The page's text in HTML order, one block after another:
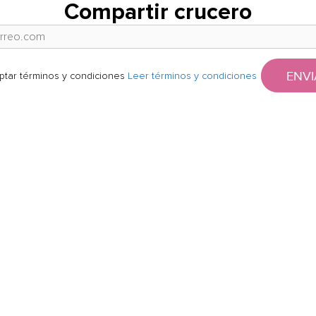
Compartir crucero
términos y condiciones Leer términos y condiciones